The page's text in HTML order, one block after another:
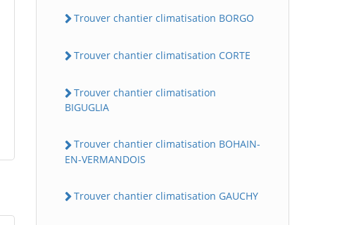
Trouver chantier climatisation BORGO
Trouver chantier climatisation CORTE
Trouver chantier climatisation
BIGUGLIA
Trouver chantier climatisation BOHAIN-
EN-VERMANDOIS
Trouver chantier climatisation GAUCHY